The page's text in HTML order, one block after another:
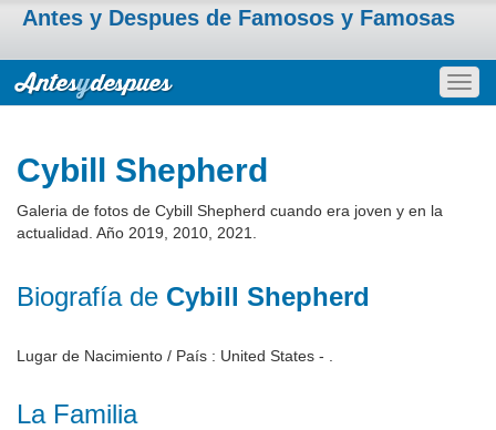
Antes y Despues de Famosos y Famosas
Cybill Shepherd
Galeria de fotos de Cybill Shepherd cuando era joven y en la
actualidad. Año 2019, 2010, 2021.
Biografía de Cybill Shepherd
Lugar de Nacimiento / País : United States - .
La Familia